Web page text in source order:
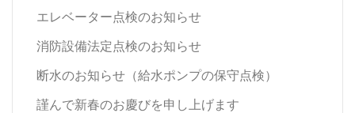
エレベーター点検のお知らせ
消防設備法定点検のお知らせ
断水のお知らせ（給水ポンプの保守点検）
謹んで新春のお慶びを申し上げます